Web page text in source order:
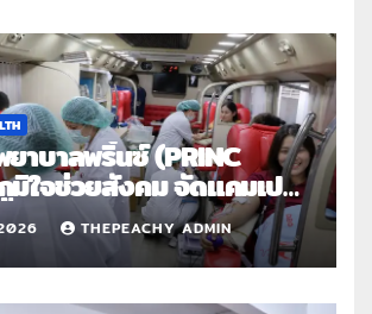
ยาบาลพริ้นซ์ (PRINC
มิใจช่วยสังคม จัดแคมเปญ
ระเทศ “PRINC ผสาน :
ให้ไม่สิ้นสุด”THEPEACHY ADMIN